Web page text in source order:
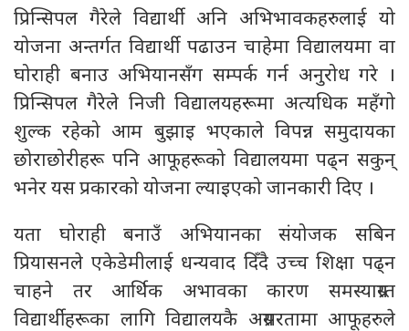
प्रिन्सिपल गैरेले विद्यार्थी अनि अभिभावकहरुलाई यो
योजना अन्तर्गत विद्यार्थी पढाउन चाहेमा विद्यालयमा वा
घोराही बनाउ अभियानसँग सम्पर्क गर्न अनुरोध गरे ।
प्रिन्सिपल गैरेले निजी विद्यालयहरूमा अत्यधिक महँगो
शुल्क रहेको आम बुझाइ भएकाले विपन्न समुदायका
छोराछोरीहरू पनि आफूहरूको विद्यालयमा पढ्न सकुन्
भनेर यस प्रकारको योजना ल्याइएको जानकारी दिए ।
यता घोराही बनाउँ अभियानका संयोजक सबिन
प्रियासनले एकेडेमीलाई धन्यवाद दिँदै उच्च शिक्षा पढ्न
चाहने तर आर्थिक अभावका कारण समस्याग्रस्त
विद्यार्थीहरूका लागि विद्यालयकै अग्रसरतामा आफूहरुले